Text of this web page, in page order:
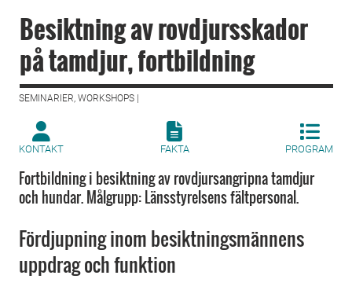
Besiktning av rovdjursskador
på tamdjur, fortbildning
SEMINARIER, WORKSHOPS |
KONTAKT FAKTA PROGRAM
Fortbildning i besiktning av rovdjursangripna tamdjur
och hundar. Målgrupp: Länsstyrelsens fältpersonal.
Fördjupning inom besiktningsmännens
uppdrag och funktion